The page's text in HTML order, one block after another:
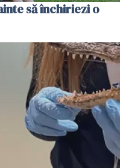
să închiriezi o